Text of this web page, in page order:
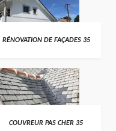
RÉNOVATION DE FAÇADES 35
COUVREUR PAS CHER 35